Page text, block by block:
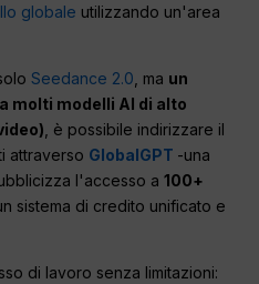
globale utilizzando un'area
Seedance 2.0 , ma un
molti modelli AI di alto
, è possibile indirizzare il
attraverso GlobalGPT -una
l'accesso a100+
sistema di credito unificato e
di lavoro senza limitazioni: